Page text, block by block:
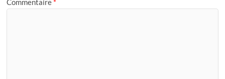
Commentaire *